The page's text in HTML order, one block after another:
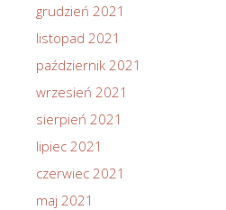
grudzień 2021
listopad 2021
październik 2021
wrzesień 2021
sierpień 2021
lipiec 2021
czerwiec 2021
maj 2021